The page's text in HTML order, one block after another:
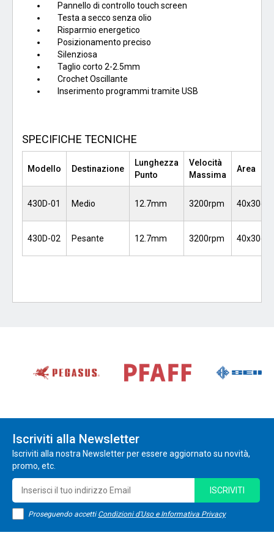
Pannello di controllo touch screen
Testa a secco senza olio
Risparmio energetico
Posizionamento preciso
Silenziosa
Taglio corto 2-2.5mm
Crochet Oscillante
Inserimento programmi tramite USB
SPECIFICHE TECNICHE
Modello Destinazione
Lunghezza
Punto
Velocità
Massima
Area
430D-01 Medio 12.7mm 3200rpm 40x30cm
430D-02 Pesante 12.7mm 3200rpm 40x30cm
Iscriviti alla Newsletter
Iscriviti alla nostra Newsletter per essere aggiornato su novità,
promo, etc.
Proseguendo accetti Condizioni d'Uso e Informativa Privacy
ISCRIVITI